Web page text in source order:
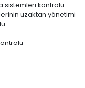
sistemleri kontrolü
uzaktan yönetimi